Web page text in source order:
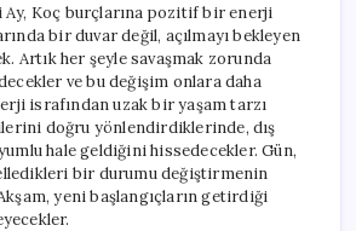
Koç burçlarına pozitif bir enerji
bir duvar değil, açılmayı bekleyen
Artık her şeyle savaşmak zorunda
ve bu değişim onlara daha
israfından uzak bir yaşam tarzı
doğru yönlendirdiklerinde, dış
hale geldiğini hissedecekler. Gün,
bir durumu değiştirmenin
yeni başlangıçların getirdiği